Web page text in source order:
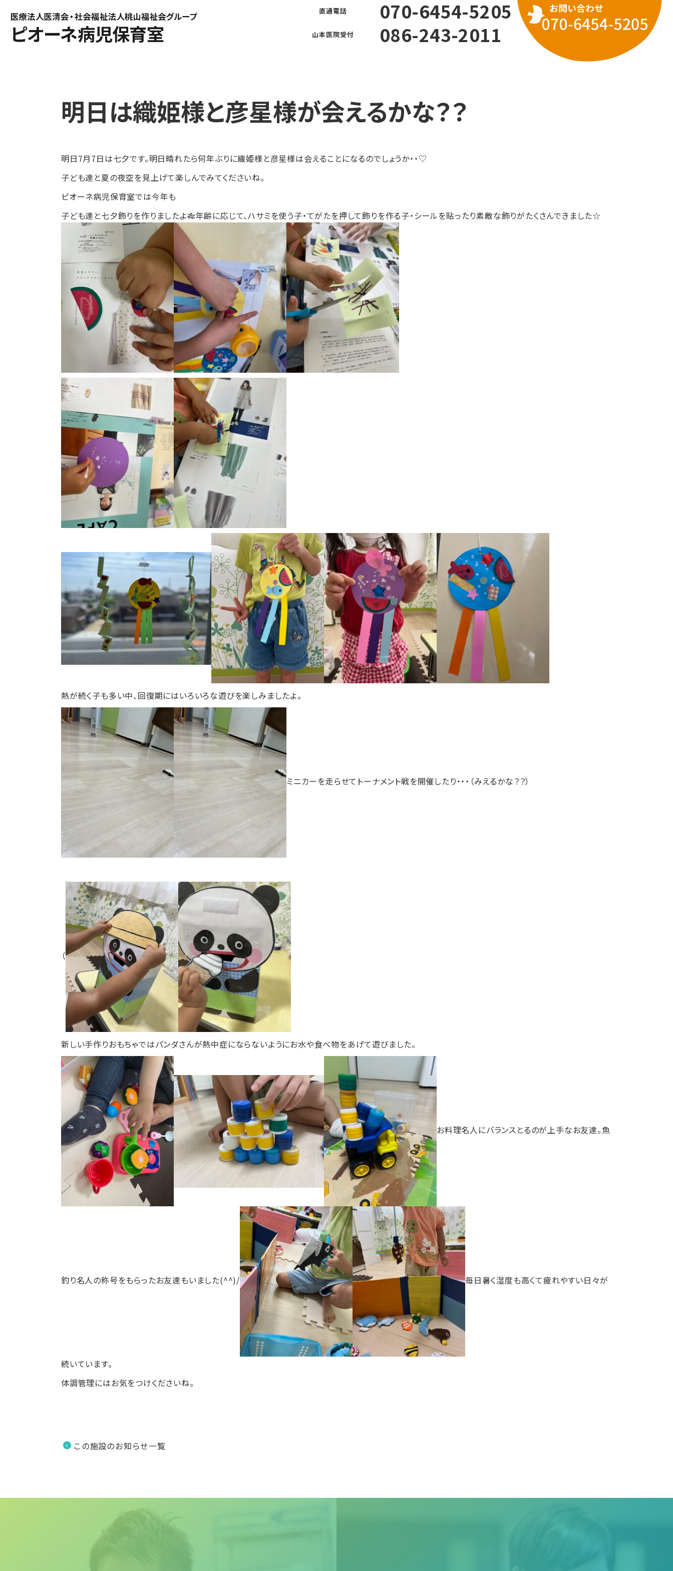
直通電話 070-6454-5205
山本医院受付 086-243-2011
明日は織姫様と彦星様が会えるかな？？
明日7月7日は七夕です。明日晴れたら何年ぶりに織姫様と彦星様は会えることになるのでしょうか・・♡
子ども達と夏の夜空を見上げて楽しんでみてくださいね。
ピオーネ病児保育室では今年も
子ども達と七夕飾りを作りましたよ🎋年齢に応じて、ハサミを使う子・てがたを押して飾りを作る子・シールを貼ったり素敵な飾りがたくさんできました☆
熱が続く子も多い中、回復期にはいろいろな遊びを楽しみましたよ。
ミニカーを走らせてトーナメント戦を開催したり・・・（みえるかな？？）
（
新しい手作りおもちゃではパンダさんが熱中症にならないようにお水や食べ物をあげて遊びました。
お料理名人にバランスとるのが上手なお友達。魚
釣り名人の称号をもらったお友達もいました(^^)/ 毎日暑く湿度も高くて疲れやすい日々が
続いています。
体調管理にはお気をつけくださいね。
この施設のお知らせ一覧